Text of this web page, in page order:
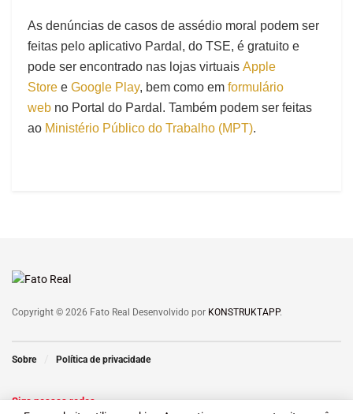
As denúncias de casos de assédio moral podem ser
feitas pelo aplicativo Pardal, do TSE, é gratuito e
pode ser encontrado nas lojas virtuais Apple
Store e Google Play, bem como em formulário
web no Portal do Pardal. Também podem ser feitas
ao Ministério Público do Trabalho (MPT).
Copyright © 2026 Fato Real Desenvolvido por KONSTRUKTAPP.
Sobre Política de privacidade
Siga nossas redes